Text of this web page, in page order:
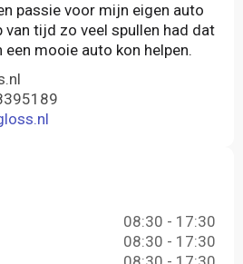
passie voor mijn eigen auto
van tijd zo veel spullen had dat
een mooie auto kon helpen.
08:30 - 17:30
08:30 - 17:30